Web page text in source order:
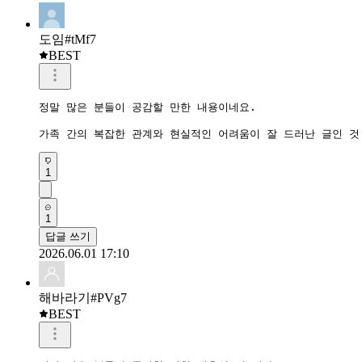
도임#tMf7
BEST
정말 많은 분들이 공감할 만한 내용이네요.
가족 간의 복잡한 관계와 현실적인 어려움이 잘 드러난 글인 것
1
1
답글 쓰기
2026.06.01 17:10
해바라기#PVg7
BEST